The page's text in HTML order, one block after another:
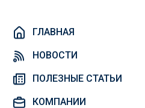
ГЛАВНАЯ
НОВОСТИ
ПОЛЕЗНЫЕ СТАТЬИ
КОМПАНИИ